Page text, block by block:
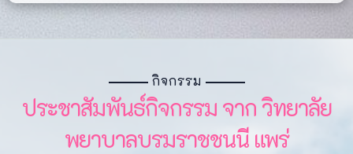
กิจกรรม
ประชาสัมพันธ์กิจกรรม จาก วิทยาลัย
พยาบาลบรมราชชนนี แพร่​